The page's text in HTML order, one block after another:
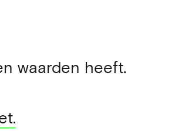
waarden heeft.